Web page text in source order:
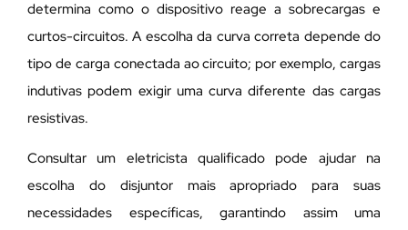
determina como o dispositivo reage a sobrecargas e
curtos-circuitos. A escolha da curva correta depende do
tipo de carga conectada ao circuito; por exemplo, cargas
indutivas podem exigir uma curva diferente das cargas
resistivas.
Consultar um eletricista qualificado pode ajudar na
escolha do disjuntor mais apropriado para suas
necessidades específicas, garantindo assim uma